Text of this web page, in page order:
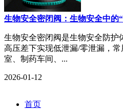
生物安全密闭阀：生物安全中的
生物安全密闭阀是生物安全防护
高压差下实现低泄漏/零泄漏，
室、制药车间、...
2026-01-12
首页